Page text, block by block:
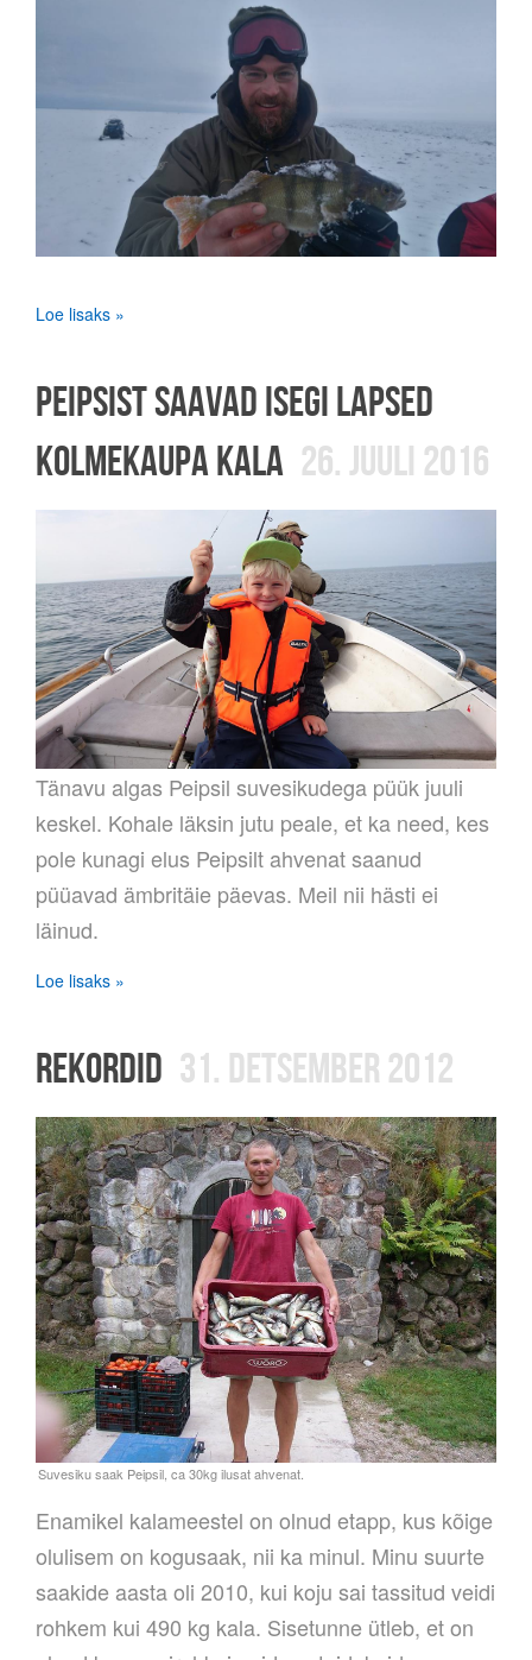
Loe lisaks »
PEIPSIST SAAVAD ISEGI LAPSED
KOLMEKAUPA KALA 26. JUULI 2016
Tänavu algas Peipsil suvesikudega püük juuli
keskel. Kohale läksin jutu peale, et ka need, kes
pole kunagi elus Peipsilt ahvenat saanud
püüavad ämbritäie päevas. Meil nii hästi ei
läinud.
Loe lisaks »
REKORDID 31. DETSEMBER 2012
Enamikel kalameestel on olnud etapp, kus kõige
olulisem on kogusaak, nii ka minul. Minu suurte
saakide aasta oli 2010, kui koju sai tassitud veidi
rohkem kui 490 kg kala. Sisetunne ütleb, et on